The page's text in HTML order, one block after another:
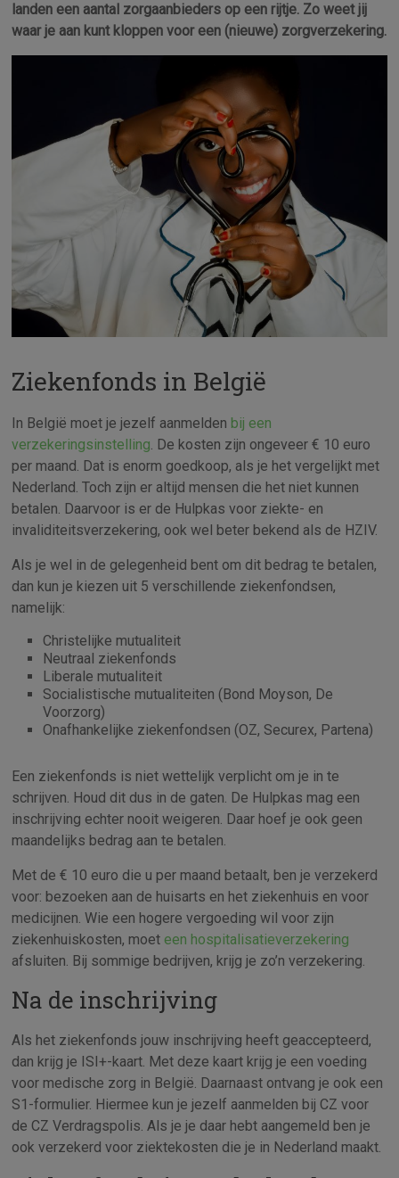
landen een aantal zorgaanbieders op een rijtje. Zo weet jij
waar je aan kunt kloppen voor een (nieuwe) zorgverzekering.
Ziekenfonds in België
In België moet je jezelf aanmelden bij een
verzekeringsinstelling. De kosten zijn ongeveer € 10 euro
per maand. Dat is enorm goedkoop, als je het vergelijkt met
Nederland. Toch zijn er altijd mensen die het niet kunnen
betalen. Daarvoor is er de Hulpkas voor ziekte- en
invaliditeitsverzekering, ook wel beter bekend als de HZIV.
Als je wel in de gelegenheid bent om dit bedrag te betalen,
dan kun je kiezen uit 5 verschillende ziekenfondsen,
namelijk:
Christelijke mutualiteit
Neutraal ziekenfonds
Liberale mutualiteit
Socialistische mutualiteiten (Bond Moyson, De
Voorzorg)
Onafhankelijke ziekenfondsen (OZ, Securex, Partena)
Een ziekenfonds is niet wettelijk verplicht om je in te
schrijven. Houd dit dus in de gaten. De Hulpkas mag een
inschrijving echter nooit weigeren. Daar hoef je ook geen
maandelijks bedrag aan te betalen.
Met de € 10 euro die u per maand betaalt, ben je verzekerd
voor: bezoeken aan de huisarts en het ziekenhuis en voor
medicijnen. Wie een hogere vergoeding wil voor zijn
ziekenhuiskosten, moet een hospitalisatieverzekering
afsluiten. Bij sommige bedrijven, krijg je zo’n verzekering.
Na de inschrijving
Als het ziekenfonds jouw inschrijving heeft geaccepteerd,
dan krijg je ISI+-kaart. Met deze kaart krijg je een voeding
voor medische zorg in België. Daarnaast ontvang je ook een
S1-formulier. Hiermee kun je jezelf aanmelden bij CZ voor
de CZ Verdragspolis. Als je je daar hebt aangemeld ben je
ook verzekerd voor ziektekosten die je in Nederland maakt.